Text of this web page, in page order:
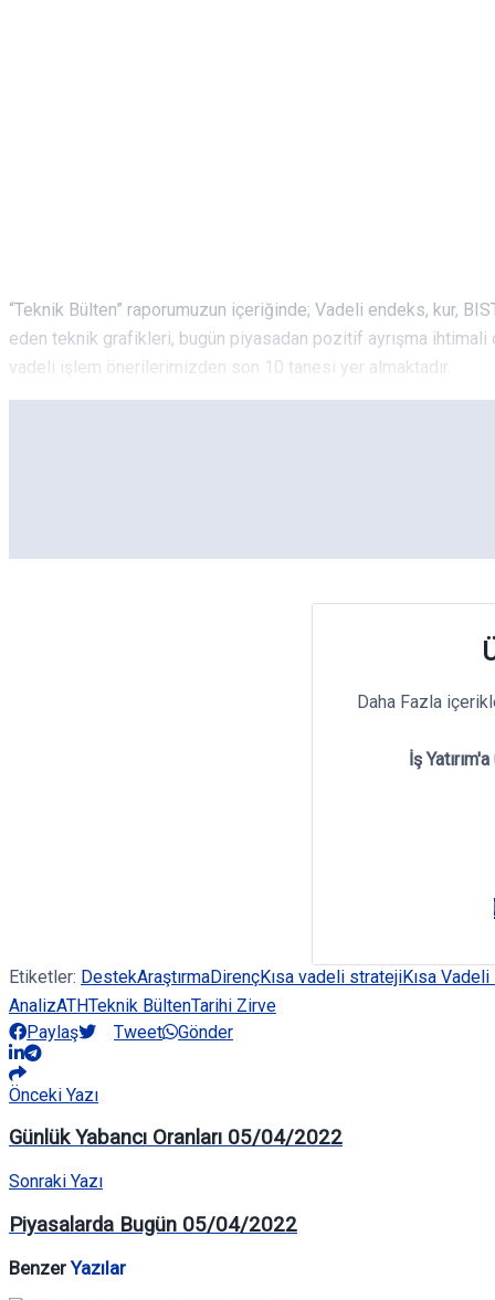
“Teknik Bülten” raporumuzun içeriğinde; Vadeli endeks, kur,
eden teknik grafikleri, bugün piyasadan pozitif ayrışma
vadeli işlem önerilerimizden son 10 tanesi yer almaktadır.
Daha Fazla
İş
Etiketler: DestekAraştırmaDirençKısa vadeli stratejiKısa
AnalizATHTeknik BültenTarihi Zirve
Paylaş
Tweet Gönder
Önceki Yazı
Günlük Yabancı Oranları 05/04/2022
Sonraki Yazı
Piyasalarda Bugün 05/04/2022
BenzerYazılar